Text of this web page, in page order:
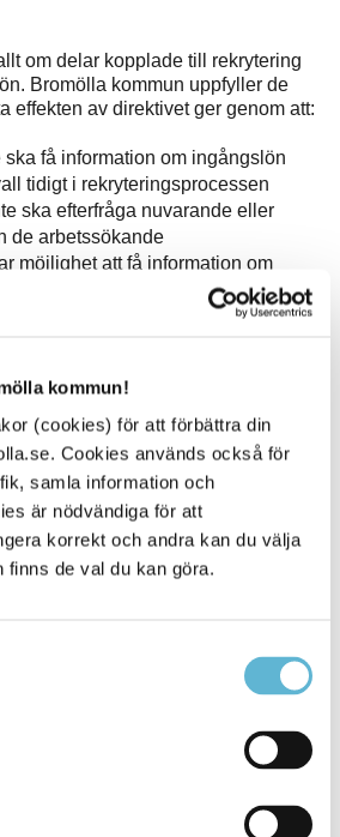
kommun!
(cookies) för att förbättra din
Cookies används också för
samla information och
är nödvändiga för att
korrekt och andra kan du välja
finns de val du kan göra.
om delar kopplade till rekrytering
Bromölla kommun uppfyller de
effekten av direktivet ger genom att:
få information om ingångslön
tidigt i rekryteringsprocessen
ska efterfråga nuvarande eller
de arbetssökande
möjlighet att få information om
inom kommunen
arbetssökande kan få kännedom
ovan skicka ett mejl till
kring den svenska
direktivet och arbetar med att
det medför både nu och framöver.